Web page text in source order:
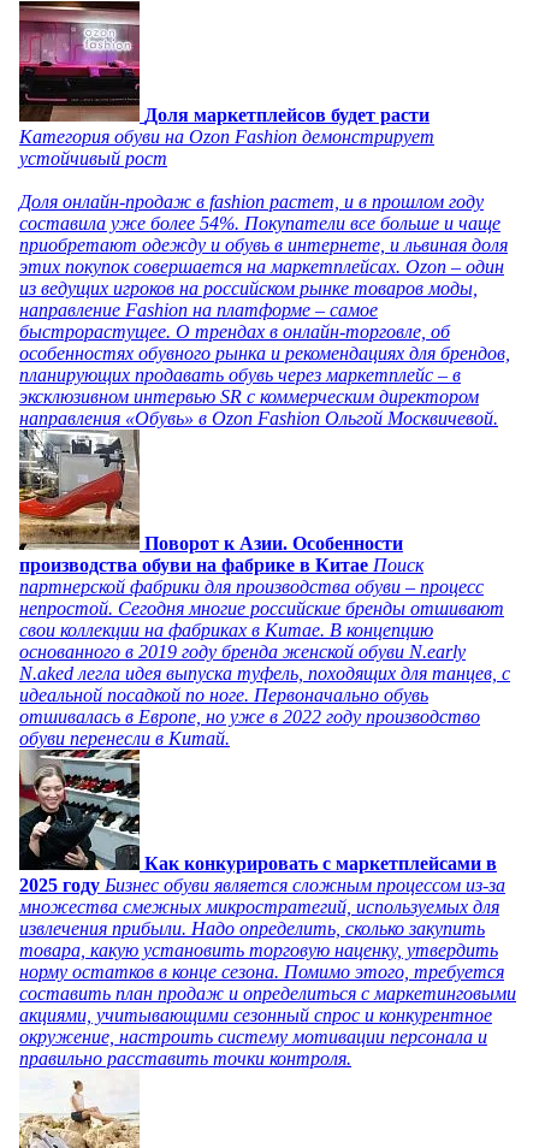
Доля маркетплейсов будет расти
Категория обуви на Ozon Fashion демонстрирует
устойчивый рост
Доля онлайн-продаж в fashion растет, и в прошлом году
составила уже более 54%. Покупатели все больше и чаще
приобретают одежду и обувь в интернете, и львиная доля
этих покупок совершается на маркетплейсах. Ozon – один
из ведущих игроков на российском рынке товаров моды,
направление Fashion на платформе – самое
быстрорастущее. О трендах в онлайн-торговле, об
особенностях обувного рынка и рекомендациях для брендов,
планирующих продавать обувь через маркетплейс – в
эксклюзивном интервью SR с коммерческим директором
направления «Обувь» в Ozon Fashion Ольгой Москвичевой.
Поворот к Азии. Особенности
производства обуви на фабрике в Китае Поиск
партнерской фабрики для производства обуви – процесс
непростой. Сегодня многие российские бренды отшивают
свои коллекции на фабриках в Китае. В концепцию
основанного в 2019 году бренда женской обуви N.early
N.aked легла идея выпуска туфель, походящих для танцев, с
идеальной посадкой по ноге. Первоначально обувь
отшивалась в Европе, но уже в 2022 году производство
обуви перенесли в Китай.
Как конкурировать с маркетплейсами в
2025 году Бизнес обуви является сложным процессом из-за
множества смежных микростратегий, используемых для
извлечения прибыли. Надо определить, сколько закупить
товара, какую установить торговую наценку, утвердить
норму остатков в конце сезона. Помимо этого, требуется
составить план продаж и определиться с маркетинговыми
акциями, учитывающими сезонный спрос и конкурентное
окружение, настроить систему мотивации персонала и
правильно расставить точки контроля.